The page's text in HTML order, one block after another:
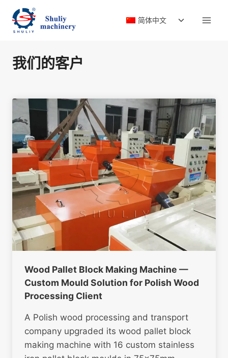
简体中文
切
我们的客户
Wood Pallet Block Making Machine —
Custom Mould Solution for Polish Wood
Processing Client
A Polish wood processing and transport
company upgraded its wood pallet block
making machine with 16 custom stainless